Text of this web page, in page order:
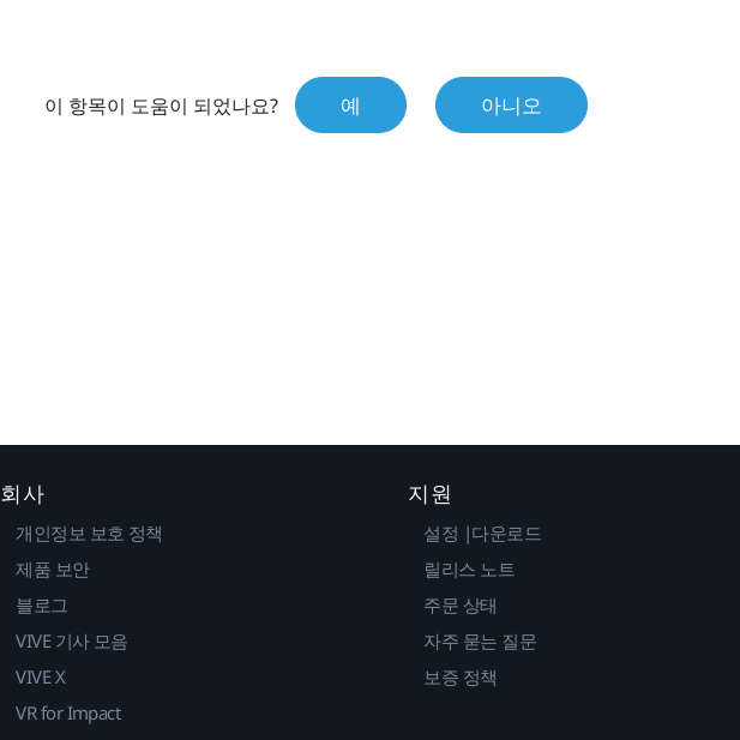
이 항목이 도움이 되었나요? 예 아니오
회사
개인정보 보호 정책
제품 보안
블로그
VIVE 기사 모음
VIVE X
VR for Impact
지원
설정 |다운로드
릴리스 노트
주문 상태
자주 묻는 질문
보증 정책